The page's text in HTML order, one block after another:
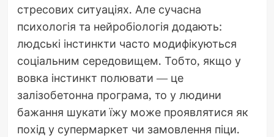
стресових ситуаціях. Але сучасна
психологія та нейробіологія додають:
людські інстинкти часто модифікуються
соціальним середовищем. Тобто, якщо у
вовка інстинкт полювати — це
залізобетонна програма, то у людини
бажання шукати їжу може проявлятися як
похід у супермаркет чи замовлення піци.